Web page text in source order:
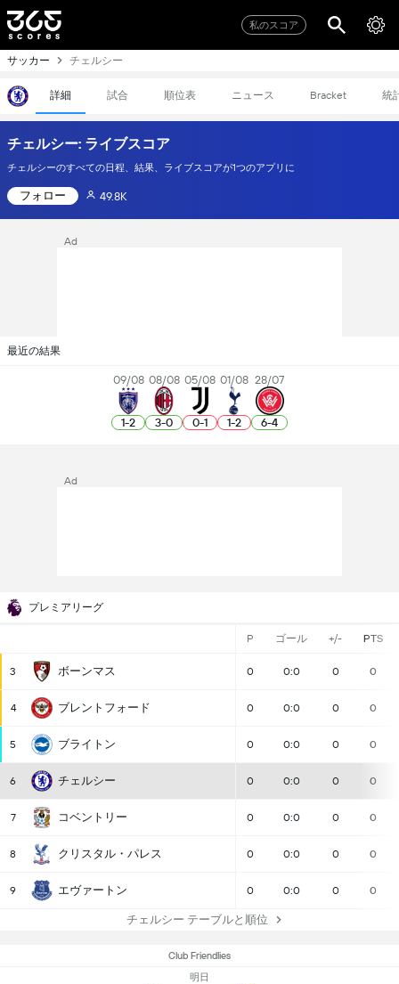
私のスコア
サッカー チェルシー
詳細 試合 順位表 ニュース Bracket 統
チェルシー: ライブスコア
チェルシーのすべての日程、結果、ライブスコアが1つのアプリに
フォロー 49.8K
Ad
最近の結果
09/08
1-2
08/08
3-0
05/08
0-1
01/08
1-2
28/07
6-4
プレミアリーグ
P ゴール +/- PTS
3 ボーンマス 0 0:0 0 0
4 ブレントフォード 0 0:0 0 0
5 ブライトン 0 0:0 0 0
6 チェルシー 0 0:0 0 0
7 コベントリー 0 0:0 0 0
8 クリスタル・パレス 0 0:0 0 0
9 エヴァートン 0 0:0 0 0
チェルシー テーブルと順位
Ad
Club Friendlies
明日